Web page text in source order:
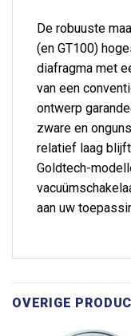
De robuuste
(en GT100)
diafragma met
van een
ontwerp
zware en
relatief laag
Goldtech-
aan uw
OVERIGE